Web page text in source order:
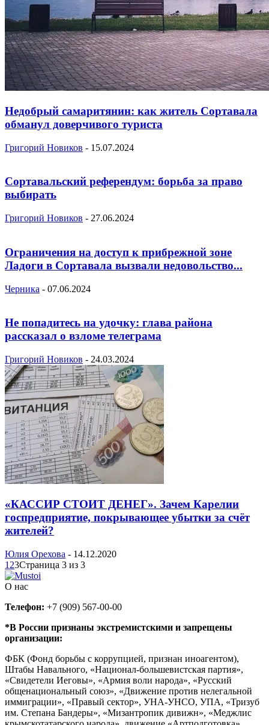
Недобрый самаритянин: как житель Сортавала
обманул доверчивого туриста
Григорий Новиков - 15.07.2024
Сортавальский референдум: борьба за право
выбирать
Григорий Новиков - 27.06.2024
Ограничения на доступ к прибрежной зоне
Ладоги в Сортавала вызвали недовольство...
Черника - 07.06.2024
Не попадитесь на удочку: глава района
рассказал о взломе телеграма
Григорий Новиков - 24.03.2024
«КАССИР СТОИТ ДЕНЕГ». Зачем Карелии
госпредприятие, покрывающее убытки за счёт
жителей?
Юлия Орехова - 14.12.2020
1 23Страница 3 из 3
О нас
Телефон: +7 (909) 567-00-00
*В России признаны экстремистскими и запрещены
организации:
ФБК (Фонд борьбы с коррупцией, признан иноагентом),
Штабы Навального, «Национал-большевистская партия»,
«Свидетели Иеговы», «Армия воли народа», «Русский
общенациональный союз», «Движение против нелегальной
иммиграции», «Правый сектор», УНА-УНСО, УПА, «Тризуб
им. Степана Бандеры», «Мизантропик дивижн», «Меджлис